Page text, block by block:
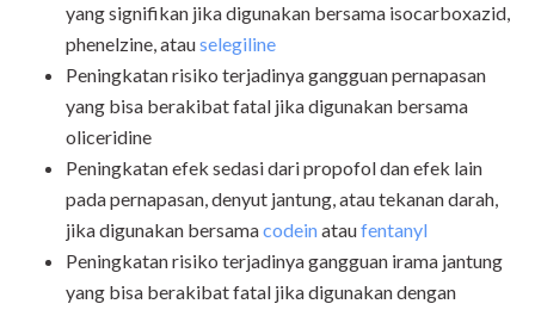
yang signifikan jika digunakan bersama isocarboxazid,
phenelzine, atauselegiline
Peningkatan risiko terjadinya gangguan pernapasan
yang bisa berakibat fatal jika digunakan bersama
oliceridine
Peningkatan efek sedasi dari propofol dan efek lain
pada pernapasan, denyut jantung, atau tekanan darah,
jika digunakan bersamacodeinataufentanyl
Peningkatan risiko terjadinya gangguan irama jantung
yang bisa berakibat fatal jika digunakan dengan